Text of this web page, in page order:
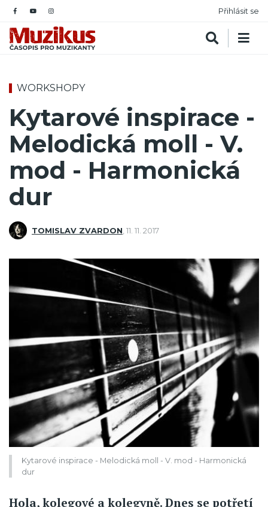
Přihlásit se
WORKSHOPY
Kytarové inspirace -
Melodická moll - V.
mod - Harmonická
dur
TOMISLAV ZVARDON 11. 11. 2017
Kytarové inspirace - Melodická moll - V. mod - Harmonická
dur
Hola, kolegové a kolegyně. Dnes se potřetí